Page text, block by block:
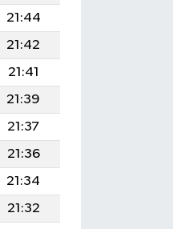
21:44
21:42
21:41
21:39
21:37
21:36
21:34
21:32